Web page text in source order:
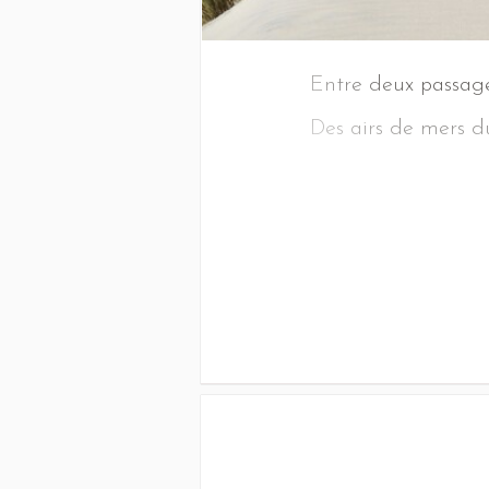
Entre deux
Des airs de mers